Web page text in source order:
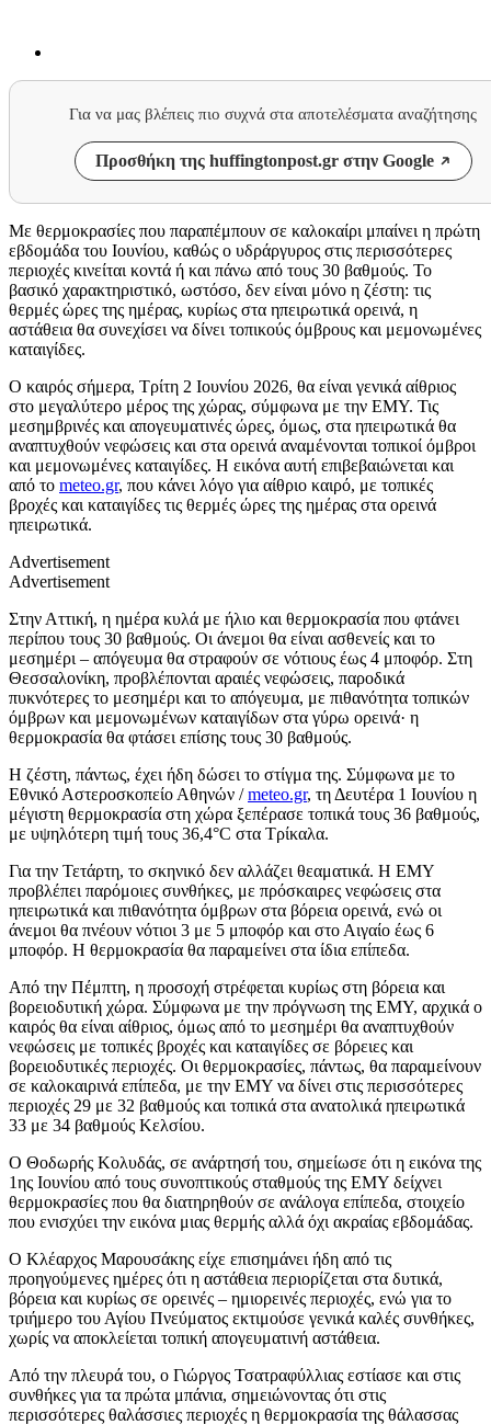
Για να μας βλέπεις πιο συχνά στα αποτελέσματα αναζήτησης
Προσθήκη της huffingtonpost.gr στην Google
Με θερμοκρασίες που παραπέμπουν σε καλοκαίρι μπαίνει η πρώτη
εβδομάδα του Ιουνίου, καθώς ο υδράργυρος στις περισσότερες
περιοχές κινείται κοντά ή και πάνω από τους 30 βαθμούς. Το
βασικό χαρακτηριστικό, ωστόσο, δεν είναι μόνο η ζέστη: τις
θερμές ώρες της ημέρας, κυρίως στα ηπειρωτικά ορεινά, η
αστάθεια θα συνεχίσει να δίνει τοπικούς όμβρους και μεμονωμένες
καταιγίδες.
Ο καιρός σήμερα, Τρίτη 2 Ιουνίου 2026, θα είναι γενικά αίθριος
στο μεγαλύτερο μέρος της χώρας, σύμφωνα με την ΕΜΥ. Τις
μεσημβρινές και απογευματινές ώρες, όμως, στα ηπειρωτικά θα
αναπτυχθούν νεφώσεις και στα ορεινά αναμένονται τοπικοί όμβροι
και μεμονωμένες καταιγίδες. Η εικόνα αυτή επιβεβαιώνεται και
από το meteo.gr, που κάνει λόγο για αίθριο καιρό, με τοπικές
βροχές και καταιγίδες τις θερμές ώρες της ημέρας στα ορεινά
ηπειρωτικά.
Advertisement
Advertisement
Στην Αττική, η ημέρα κυλά με ήλιο και θερμοκρασία που φτάνει
περίπου τους 30 βαθμούς. Οι άνεμοι θα είναι ασθενείς και το
μεσημέρι – απόγευμα θα στραφούν σε νότιους έως 4 μποφόρ. Στη
Θεσσαλονίκη, προβλέπονται αραιές νεφώσεις, παροδικά
πυκνότερες το μεσημέρι και το απόγευμα, με πιθανότητα τοπικών
όμβρων και μεμονωμένων καταιγίδων στα γύρω ορεινά· η
θερμοκρασία θα φτάσει επίσης τους 30 βαθμούς.
Η ζέστη, πάντως, έχει ήδη δώσει το στίγμα της. Σύμφωνα με το
Εθνικό Αστεροσκοπείο Αθηνών /meteo.gr, τη Δευτέρα 1 Ιουνίου η
μέγιστη θερμοκρασία στη χώρα ξεπέρασε τοπικά τους 36 βαθμούς,
με υψηλότερη τιμή τους 36,4°C στα Τρίκαλα.
Για την Τετάρτη, το σκηνικό δεν αλλάζει θεαματικά. Η ΕΜΥ
προβλέπει παρόμοιες συνθήκες, με πρόσκαιρες νεφώσεις στα
ηπειρωτικά και πιθανότητα όμβρων στα βόρεια ορεινά, ενώ οι
άνεμοι θα πνέουν νότιοι 3 με 5 μποφόρ και στο Αιγαίο έως 6
μποφόρ. Η θερμοκρασία θα παραμείνει στα ίδια επίπεδα.
Από την Πέμπτη, η προσοχή στρέφεται κυρίως στη βόρεια και
βορειοδυτική χώρα. Σύμφωνα με την πρόγνωση της ΕΜΥ, αρχικά ο
καιρός θα είναι αίθριος, όμως από το μεσημέρι θα αναπτυχθούν
νεφώσεις με τοπικές βροχές και καταιγίδες σε βόρειες και
βορειοδυτικές περιοχές. Οι θερμοκρασίες, πάντως, θα παραμείνουν
σε καλοκαιρινά επίπεδα, με την ΕΜΥ να δίνει στις περισσότερες
περιοχές 29 με 32 βαθμούς και τοπικά στα ανατολικά ηπειρωτικά
33 με 34 βαθμούς Κελσίου.
Ο Θοδωρής Κολυδάς, σε ανάρτησή του, σημείωσε ότι η εικόνα της
1ης Ιουνίου από τους συνοπτικούς σταθμούς της ΕΜΥ δείχνει
θερμοκρασίες που θα διατηρηθούν σε ανάλογα επίπεδα, στοιχείο
που ενισχύει την εικόνα μιας θερμής αλλά όχι ακραίας εβδομάδας.
Ο Κλέαρχος Μαρουσάκης είχε επισημάνει ήδη από τις
προηγούμενες ημέρες ότι η αστάθεια περιορίζεται στα δυτικά,
βόρεια και κυρίως σε ορεινές – ημιορεινές περιοχές, ενώ για το
τριήμερο του Αγίου Πνεύματος εκτιμούσε γενικά καλές συνθήκες,
χωρίς να αποκλείεται τοπική απογευματινή αστάθεια.
Από την πλευρά του, ο Γιώργος Τσατραφύλλιας εστίασε και στις
συνθήκες για τα πρώτα μπάνια, σημειώνοντας ότι στις
περισσότερες θαλάσσιες περιοχές η θερμοκρασία της θάλασσας